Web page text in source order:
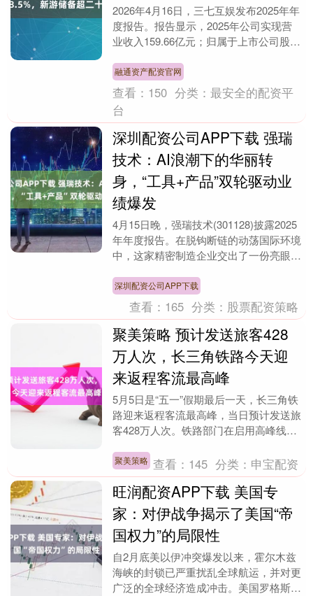
2026年4月16日，三七互娱发布2025年年
度报告。报告显示，2025年公司实现营
业收入159.66亿元；归属于上市公司股东
融通资产配资官网
查看： 150 分类：最安全的配资平
台
深圳配资公司APP下载 强瑞
技术：AI浪潮下的华丽转
身，“工具+产品”双轮驱动业
绩爆发
4月15日晚，强瑞技术(301128)披露2025
年年度报告。在脱钩断链的动荡国际环境
中，这家精密制造企业交出了一份亮眼答
深圳配资公司APP下载
查看： 165 分类： 股票配资策略
聚美策略 预计发送旅客428
万人次，长三角铁路今天迎
来返程客流最高峰
5月5日是“五一”假期最后一天，长三角铁
路迎来返程客流最高峰，当日预计发送旅
客428万人次。铁路部门在启用高峰线运
列，对28....
聚美策略 查看： 145 分类： 申宝配资
旺润配资APP下载 美国专
家：对伊战争揭示了美国“帝
国权力”的局限性
自2月底美以伊冲突爆发以来，霍尔木兹
海峡的封锁已严重扰乱全球航运，并对更
广泛的全球经济造成冲击。美国罗格斯大